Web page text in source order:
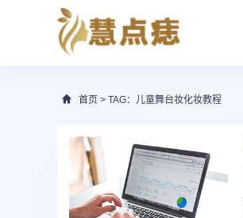
首页 > TAG：儿童舞台妆化妆教程